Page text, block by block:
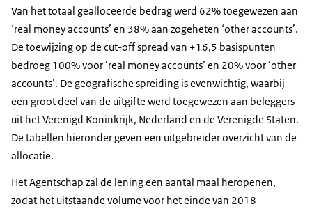
Van het totaal gealloceerde bedrag werd 62% toegewezen aan
‘real money accounts’ en 38% aan zogeheten ‘other accounts’.
De toewijzing op de cut-off spread van +16,5 basispunten
bedroeg 100% voor ‘real money accounts’ en 20% voor ‘other
accounts’. De geografische spreiding is evenwichtig, waarbij
een groot deel van de uitgifte werd toegewezen aan beleggers
uit het Verenigd Koninkrijk, Nederland en de Verenigde Staten.
De tabellen hieronder geven een uitgebreider overzicht van de
allocatie.
Het Agentschap zal de lening een aantal maal heropenen,
zodat het uitstaande volume voor het einde van 2018